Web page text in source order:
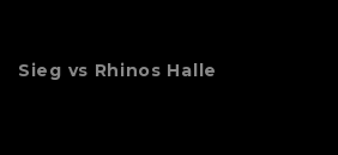
Sieg vs Rhinos Halle